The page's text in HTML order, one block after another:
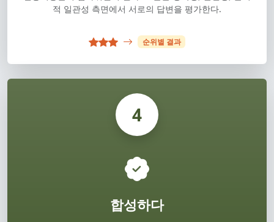
적 일관성 측면에서 서로의 답변을 평가한다.
순위별 결과
4
합성하다